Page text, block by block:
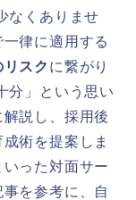
なくありませ
律に適用する
スク に繋がり
分」という思い
説し、採用後
術を提案しま
った対面サー
を参考に、自